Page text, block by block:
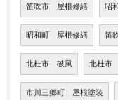
笛吹市 屋根修繕 昭
昭和町 屋根修繕 笛
北杜市 破風 北杜市
市川三郷町 屋根塗装